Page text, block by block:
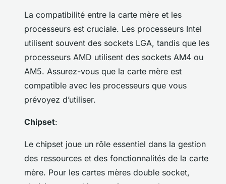
La compatibilité entre la carte mère et les
processeurs est cruciale. Les processeurs Intel
utilisent souvent des sockets LGA, tandis que les
processeurs AMD utilisent des sockets AM4 ou
AM5. Assurez-vous que la carte mère est
compatible avec les processeurs que vous
prévoyez d’utiliser.
Chipset:
Le chipset joue un rôle essentiel dans la gestion
des ressources et des fonctionnalités de la carte
mère. Pour les cartes mères double socket,